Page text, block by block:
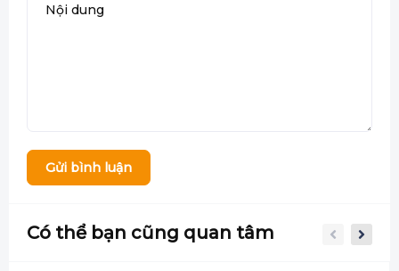
Gửi bình luận
Có thể bạn cũng quan tâm